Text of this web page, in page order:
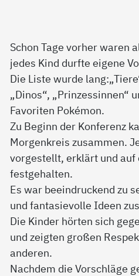
Schon Tage vorher waren
jedes Kind durfte eigene
Die Liste wurde
„Dinos“, „Prinzessinnen“
Favoriten Pokémon.
Zu Beginn der Konferenz
Morgenkreis zusammen.
vorgestellt, erklärt und auf
festgehalten.
Es war beeindruckend zu
und fantasievolle Ideen
Die Kinder hörten sich
und zeigten großen
anderen.
Nachdem die Vorschläge